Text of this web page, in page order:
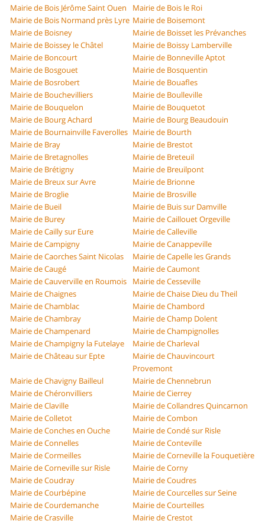
Mairie de Bois Jérôme Saint Ouen
Mairie de Bois le Roi
Mairie de Bois Normand près Lyre Mairie de Boisemont
Mairie de Boisney
Mairie de Boisset les Prévanches
Mairie de Boissey le Châtel
Mairie de Boissy Lamberville
Mairie de Boncourt
Mairie de Bonneville Aptot
Mairie de Bosgouet
Mairie de Bosquentin
Mairie de Bosrobert
Mairie de Bouafles
Mairie de Bouchevilliers
Mairie de Boulleville
Mairie de Bouquelon
Mairie de Bouquetot
Mairie de Bourg Achard
Mairie de Bourg Beaudouin
Mairie de Bournainville Faverolles Mairie de Bourth
Mairie de Bray
Mairie de Brestot
Mairie de Bretagnolles
Mairie de Breteuil
Mairie de Brétigny
Mairie de Breuilpont
Mairie de Breux sur Avre
Mairie de Brionne
Mairie de Broglie
Mairie de Brosville
Mairie de Bueil
Mairie de Buis sur Damville
Mairie de Burey
Mairie de Caillouet Orgeville
Mairie de Cailly sur Eure
Mairie de Calleville
Mairie de Campigny
Mairie de Canappeville
Mairie de Caorches Saint Nicolas
Mairie de Capelle les Grands
Mairie de Caugé
Mairie de Caumont
Mairie de Cauverville en Roumois
Mairie de Cesseville
Mairie de Chaignes
Mairie de Chaise Dieu du Theil
Mairie de Chamblac
Mairie de Chambord
Mairie de Chambray
Mairie de Champ Dolent
Mairie de Champenard
Mairie de Champignolles
Mairie de Champigny la Futelaye
Mairie de Charleval
Mairie de Château sur Epte
Mairie de Chauvincourt
Provemont
Mairie de Chavigny Bailleul
Mairie de Chennebrun
Mairie de Chéronvilliers
Mairie de Cierrey
Mairie de Claville
Mairie de Collandres Quincarnon
Mairie de Colletot
Mairie de Combon
Mairie de Conches en Ouche
Mairie de Condé sur Risle
Mairie de Connelles
Mairie de Conteville
Mairie de Cormeilles
Mairie de Corneville la Fouquetière
Mairie de Corneville sur Risle
Mairie de Corny
Mairie de Coudray
Mairie de Coudres
Mairie de Courbépine
Mairie de Courcelles sur Seine
Mairie de Courdemanche
Mairie de Courteilles
Mairie de Crasville
Mairie de Crestot